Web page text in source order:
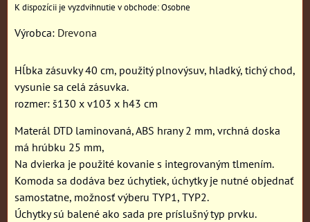
Osobne
Výrobca: Drevona
Hĺbka zásuvky 40 cm, použitý plnovýsuv, hladký, tichý chod,
vysunie sa celá zásuvka.
rozmer: š130 x v103 x h43 cm
Materál DTD laminovaná, ABS hrany 2 mm, vrchná doska
má hrúbku 25 mm,
Na dvierka je použité kovanie s integrovaným tlmením.
Komoda sa dodáva bez úchytiek, úchytky je nutné objednať
samostatne, možnosť výberu TYP1, TYP2.
Úchytky sú balené ako sada pre príslušný typ prvku.